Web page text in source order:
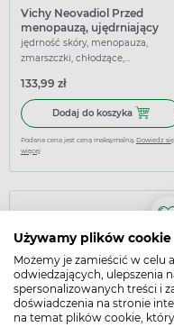
Używamy plików cookie
Możemy je zamieścić w celu
odwiedzających, ulepszenia
spersonalizowanych treści i
doświadczenia na stronie
na temat plików cookie,
Vichy Neovadiol Przed
menopauzą, ujędrniający
krem na noc przywracający
gęstość, 50 ml
jędrność skóry, menopauza,
zmarszczki, chłodzące,
133,99 zł
Dodaj do koszyka Dodaj
Podana cena jest ceną maksymalną. Dowiedz się
więcej
Pharmaceris A Opti-